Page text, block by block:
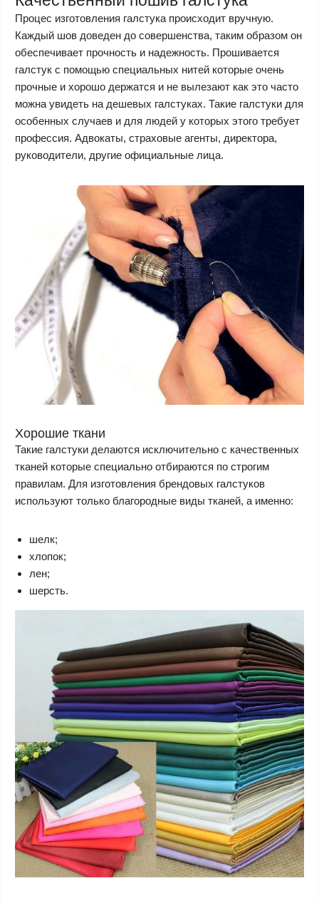
Процес изготовления галстука происходит вручную.
Каждый шов доведен до совершенства, таким образом он
обеспечивает прочность и надежность. Прошивается
галстук с помощью специальных нитей которые очень
прочные и хорошо держатся и не вылезают как это часто
можна увидеть на дешевых галстуках. Такие галстуки для
особенных случаев и для людей у которых этого требует
профессия. Адвокаты, страховые агенты, директора,
руководители, другие официальные лица.
Хорошие ткани
Такие галстуки делаются исключительно с качественных
тканей которые специально отбираются по строгим
правилам. Для изготовления брендовых галстуков
используют только благородные виды тканей, а именно:
шелк;
хлопок;
лен;
шерсть.